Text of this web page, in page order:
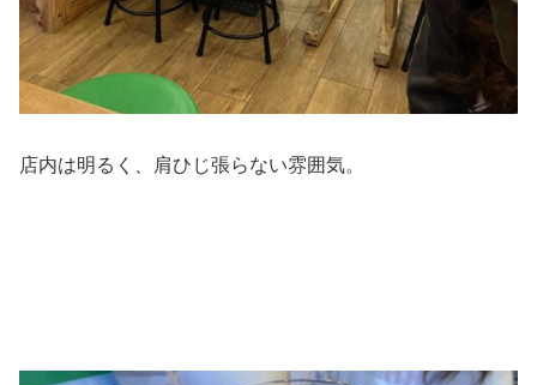
店内は明るく、肩ひじ張らない雰囲気。